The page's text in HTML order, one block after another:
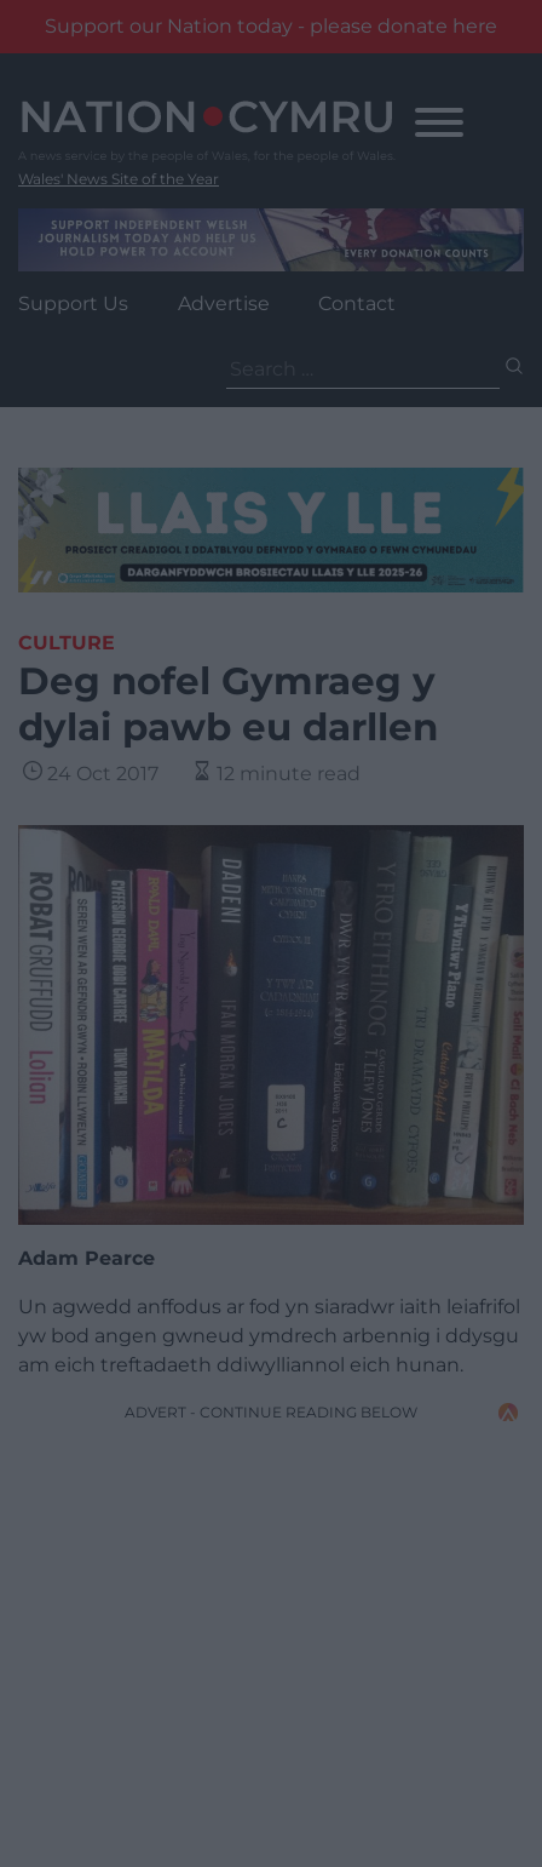
Support our Nation today - please donate here
content
Wales' News Site of the Year
Support Us Advertise Contact
for:
CULTURE
Deg nofel Gymraeg y
dylai pawb eu darllen
24 Oct 2017 12 minute read
Adam Pearce
Un agwedd anffodus ar fod yn siaradwr iaith leiafrifol
yw bod angen gwneud ymdrech arbennig i ddysgu
am eich treftadaeth ddiwylliannol eich hunan.
ADVERT - CONTINUE READING BELOW